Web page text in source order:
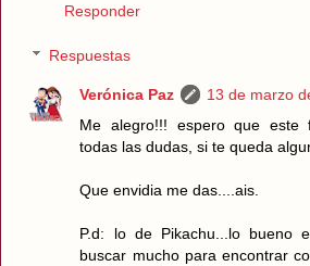
Responder
Respuestas
Verónica Paz
13 de marzo
Me alegro!!! espero que este
todas las dudas, si te queda
Que envidia me das....ais.
P.d: lo de Pikachu...lo bueno
buscar mucho para encontrar